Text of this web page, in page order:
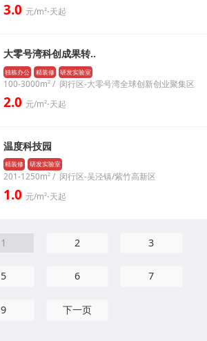
3.0 元/m²⋅天起
大零号湾科创成果转..
独栋办公 精装修 研发实验室
100-3000m² / 闵行区-大零号湾全球创新创业聚集区
2.0 元/m²⋅天起
温度科技园
精装修 研发实验室
201-1250m² / 闵行区-吴泾镇/紫竹高新区
1.0 元/m²⋅天起
1 2 3
5 6 7
9 下一页